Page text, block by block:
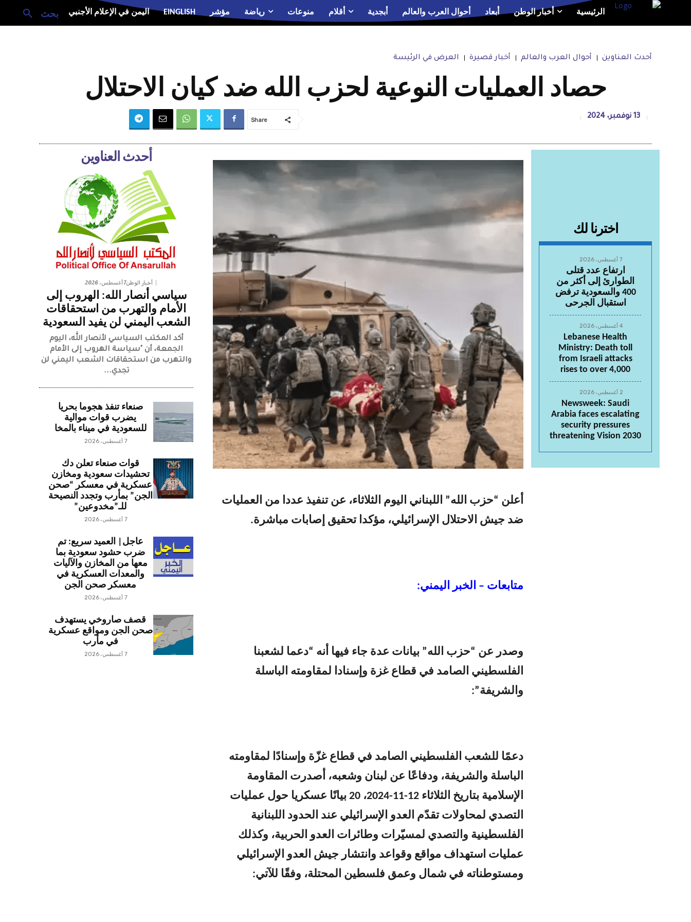
بحث الرئيسية أخبار الوطن أبعاد أحوال العرب والعالم أبجدية أقلام منوعات رياضة مؤشر EINGLISH اليمن في الإعلام الأجنبي
أحدث العناوين أحوال العرب والعالم أخبار قصيرة العرض في الرئيسة
حصاد العمليات النوعية لحزب الله ضد كيان الاحتلال
13 نوفمبر، 2024 Share
اخترنا لك
7 أغسطس، 2026
ارتفاع عدد قتلى
الطوارئ إلى أكثر من
400 والسعودية ترفض
استقبال الجرحى
4 أغسطس، 2026
Lebanese Health
Ministry: Death toll
from Israeli attacks
rises to over 4,000
2 أغسطس، 2026
Newsweek: Saudi
Arabia faces escalating
security pressures
threatening Vision 2030
أعلن “حزب الله” اللبناني اليوم الثلاثاء، عن تنفيذ عددا من العمليات
ضد جيش الاحتلال الإسرائيلي، مؤكدا تحقيق إصابات مباشرة.
متابعات – الخبر اليمني:
وصدر عن “حزب الله” بيانات عدة جاء فيها أنه “دعما لشعبنا
الفلسطيني الصامد في قطاع غزة وإسنادا لمقاومته الباسلة
‌‏‌‏‌والشريفة”:
دعمًا للشعب الفلسطيني الصامد في قطاع غزّة وإسنادًا لمقاومته
الباسلة ‌‌‏والشريفة، ودفاعًا عن لبنان ‏وشعبه، أصدرت المقاومة
الإسلامية بتاريخ الثلاثاء 12-11-2024، 20 بيانًا عسكريا حول عمليات
التصدي لمحاولات تقدّم العدو الإسرائيلي عند الحدود اللبنانية
الفلسطينية والتصدي لمسيّرات وطائرات العدو الحربية، وكذلك
عمليات استهداف مواقع وقواعد وانتشار جيش العدو الإسرائيلي
ومستوطناته في شمال وعمق فلسطين المحتلة، وفقًا للآتي:
أحدث العناوين
أخبار الوطن7 أغسطس، 2026
سياسي أنصار الله: الهروب إلى
الأمام والتهرب من استحقاقات
الشعب اليمني لن يفيد السعودية
أكد المكتب السياسي لأنصار الله، اليوم
الجمعة، أن "سياسة الهروب إلى الأمام
والتهرب من استحقاقات الشعب اليمني لن
تجدي...
صنعاء تنفذ هجوما بحريا
يضرب قوات موالية
للسعودية في ميناء بالمخا
7 أغسطس، 2026
قوات صنعاء تعلن دك
تحشيدات سعودية ومخازن
عسكرية في معسكر “صحن
الجن” بمأرب وتجدد النصيحة
للـ”مخدوعين”
7 أغسطس، 2026
عاجل| العميد سريع: تم
ضرب حشود سعودية بما
معها من المخازن والآليات
والمعدات العسكرية في
معسكر صحن الجن
7 أغسطس، 2026
قصف صاروخي يستهدف
صحن الجن ومواقع عسكرية
في مأرب
7 أغسطس، 2026